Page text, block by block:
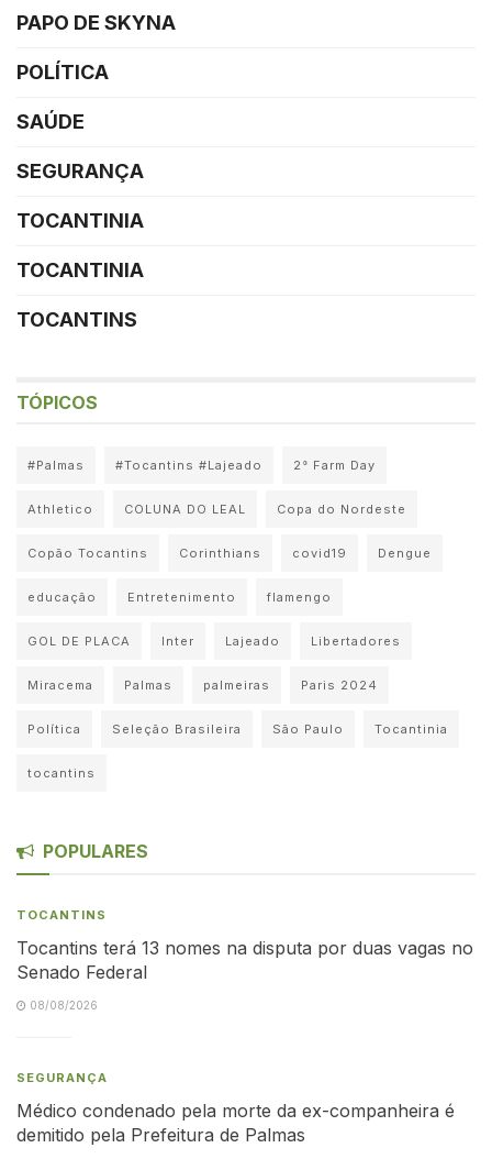
PAPO DE SKYNA
POLÍTICA
SAÚDE
SEGURANÇA
TOCANTINIA
TOCANTINIA
TOCANTINS
TÓPICOS
#Palmas #Tocantins #Lajeado 2° Farm Day
Athletico COLUNA DO LEAL Copa do Nordeste
Copão Tocantins Corinthians covid19 Dengue
educação Entretenimento flamengo
GOL DE PLACA Inter Lajeado Libertadores
Miracema Palmas palmeiras Paris 2024
Política Seleção Brasileira São Paulo Tocantinia
tocantins
POPULARES
TOCANTINS
Tocantins terá 13 nomes na disputa por duas vagas no
Senado Federal
08/08/2026
SEGURANÇA
Médico condenado pela morte da ex-companheira é
demitido pela Prefeitura de Palmas